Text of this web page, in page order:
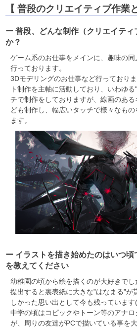
【 普段のクリエイティブ作業
ー 普段、どんな制作（クリエイテ
か？
ゲーム系のお仕事をメインに、趣味の
行っております。
3Dモデリングのお仕事など行っており
ト制作を主軸に活動しており、いわゆ
チで制作をしておりますが、線画のあ
ども制作し、幅広いタッチで様々なも
ます。
ー イラストを描き始めたのはいつ
を教えてください
幼稚園の頃から絵を描くのが大好きで
提出すると裏表紙に大きな”はなまる”
しかった思い出として今も残っています
中学の頃はコピックやトーン等のアナ
が、周りの友達がPCで描いている事を